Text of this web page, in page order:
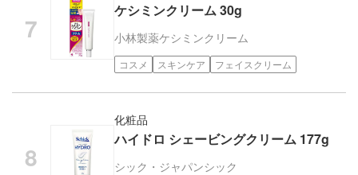
ケシミンクリーム 30g
小林製薬ケシミンクリーム
コスメ スキンケア フェイスクリーム
化粧品
ハイドロ シェービングクリーム 177g
シック・ジャパンシック